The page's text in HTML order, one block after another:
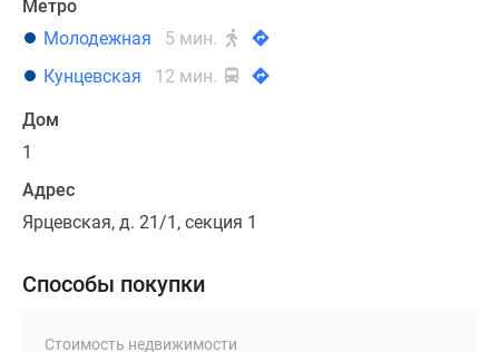
Метро
Молодежная
5 мин.
Кунцевская
12 мин.
Дом
1
Адрес
Ярцевская, д. 21/1, секция 1
Способы покупки
Стоимость недвижимости